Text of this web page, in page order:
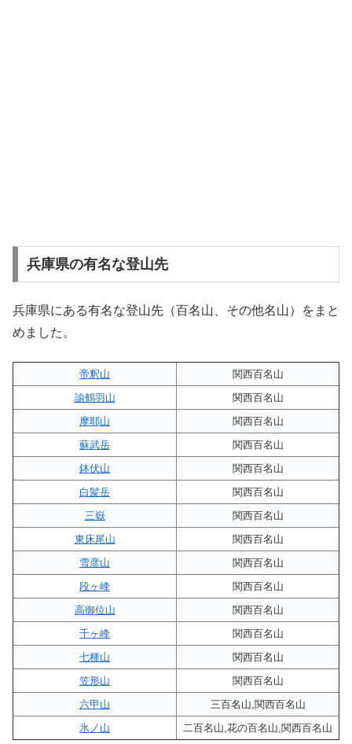
兵庫県の有名な登山先
兵庫県にある有名な登山先（百名山、その他名山）をまと
めました。
帝釈山
関西百名山
諭鶴羽山
関西百名山
摩耶山
関西百名山
蘇武岳
関西百名山
鉢伏山
関西百名山
白髪岳
関西百名山
三嶽
関西百名山
東床尾山
関西百名山
雪彦山
関西百名山
段ヶ峰
関西百名山
高御位山
関西百名山
千ヶ峰
関西百名山
七種山
関西百名山
笠形山
関西百名山
六甲山
三百名山,関西百名山
氷ノ山
二百名山,花の百名山,関西百名山